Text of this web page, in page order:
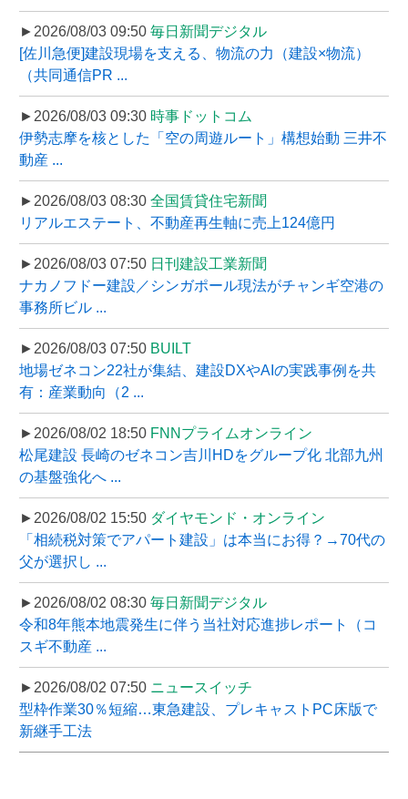
►2026/08/03 09:50 毎日新聞デジタル
[佐川急便]建設現場を支える、物流の力（建設×物流）
（共同通信PR ...
►2026/08/03 09:30 時事ドットコム
伊勢志摩を核とした「空の周遊ルート」構想始動 三井不
動産 ...
►2026/08/03 08:30 全国賃貸住宅新聞
リアルエステート、不動産再生軸に売上124億円
►2026/08/03 07:50 日刊建設工業新聞
ナカノフドー建設／シンガポール現法がチャンギ空港の
事務所ビル ...
►2026/08/03 07:50 BUILT
地場ゼネコン22社が集結、建設DXやAIの実践事例を共
有：産業動向（2 ...
►2026/08/02 18:50 FNNプライムオンライン
松尾建設 長崎のゼネコン吉川HDをグループ化 北部九州
の基盤強化へ ...
►2026/08/02 15:50 ダイヤモンド・オンライン
「相続税対策でアパート建設」は本当にお得？→70代の
父が選択し ...
►2026/08/02 08:30 毎日新聞デジタル
令和8年熊本地震発生に伴う当社対応進捗レポート（コ
スギ不動産 ...
►2026/08/02 07:50 ニュースイッチ
型枠作業30％短縮…東急建設、プレキャストPC床版で
新継手工法